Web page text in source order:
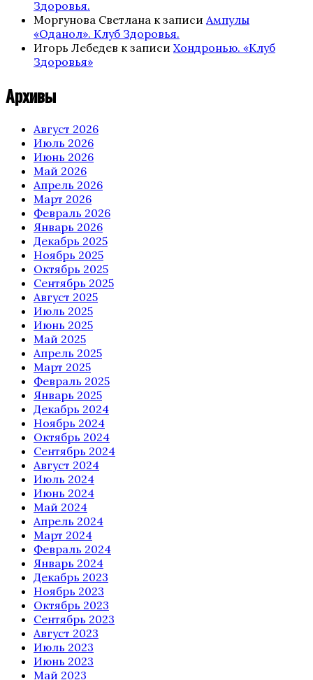
Здоровья.
Моргунова Светлана к записи Ампулы
«Оданол». Клуб Здоровья.
Игорь Лебедев к записи Хондронью. «Клуб
Здоровья»
Архивы
Август 2026
Июль 2026
Июнь 2026
Май 2026
Апрель 2026
Март 2026
Февраль 2026
Январь 2026
Декабрь 2025
Ноябрь 2025
Октябрь 2025
Сентябрь 2025
Август 2025
Июль 2025
Июнь 2025
Май 2025
Апрель 2025
Март 2025
Февраль 2025
Январь 2025
Декабрь 2024
Ноябрь 2024
Октябрь 2024
Сентябрь 2024
Август 2024
Июль 2024
Июнь 2024
Май 2024
Апрель 2024
Март 2024
Февраль 2024
Январь 2024
Декабрь 2023
Ноябрь 2023
Октябрь 2023
Сентябрь 2023
Август 2023
Июль 2023
Июнь 2023
Май 2023